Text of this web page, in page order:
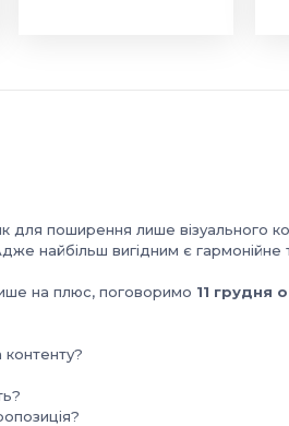
для поширення лише візуального
найбільш вигідним є гармонійне
на плюс, поговоримо 11 грудня